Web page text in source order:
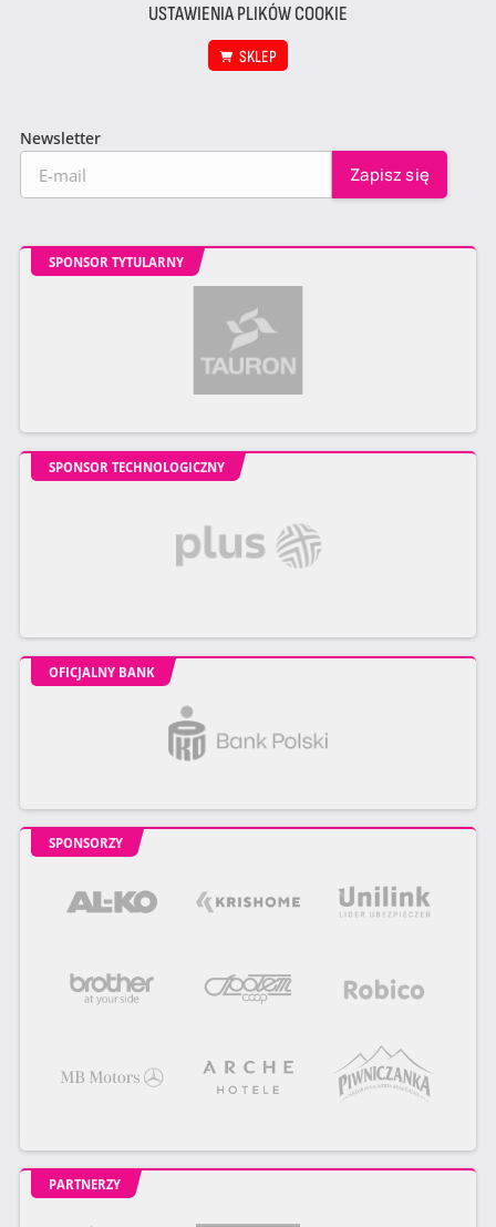
USTAWIENIA PLIKÓW COOKIE
SKLEP
Newsletter
SPONSOR TYTULARNY
SPONSOR TECHNOLOGICZNY
OFICJALNY BANK
SPONSORZY
PARTNERZY